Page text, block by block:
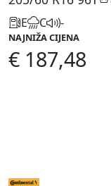
E C -
NAJNIŽA CIJENA
€ 187,48